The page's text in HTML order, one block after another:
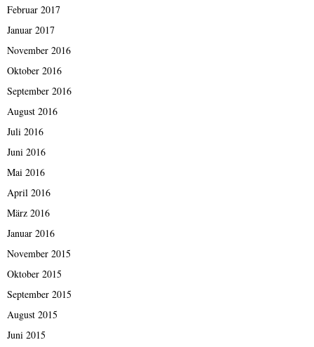
Februar 2017
Januar 2017
November 2016
Oktober 2016
September 2016
August 2016
Juli 2016
Juni 2016
Mai 2016
April 2016
März 2016
Januar 2016
November 2015
Oktober 2015
September 2015
August 2015
Juni 2015